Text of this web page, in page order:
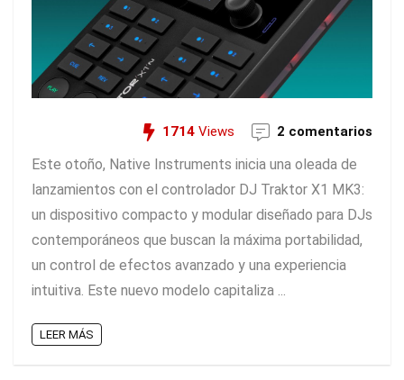
1714 Views 2 comentarios
Este otoño, Native Instruments inicia una oleada de
lanzamientos con el controlador DJ Traktor X1 MK3:
un dispositivo compacto y modular diseñado para DJs
contemporáneos que buscan la máxima portabilidad,
un control de efectos avanzado y una experiencia
intuitiva. Este nuevo modelo capitaliza ...
LEER MÁS